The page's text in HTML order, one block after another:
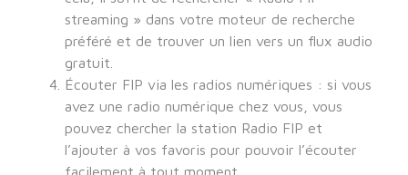
streaming » dans votre moteur de recherche
préféré et de trouver un lien vers un flux audio
gratuit.
Écouter FIP via les radios numériques : si vous
avez une radio numérique chez vous, vous
pouvez chercher la station Radio FIP et
l’ajouter à vos favoris pour pouvoir l’écouter
facilement à tout moment.